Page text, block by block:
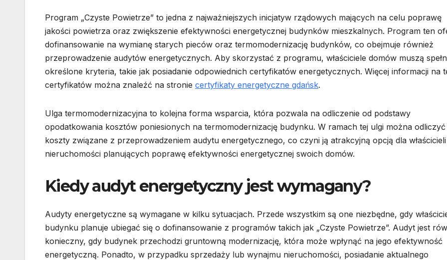
Program „Czyste Powietrze” to jedna z najważniejszych inicjatyw rządowych mających na celu poprawę
jakości powietrza oraz zwiększenie efektywności energetycznej budynków mieszkalnych. Program ten
dofinansowanie na wymianę starych pieców oraz termomodernizację budynków, co obejmuje również
przeprowadzenie audytów energetycznych. Aby skorzystać z programu, właściciele domów muszą
określone kryteria, takie jak posiadanie odpowiednich certyfikatów energetycznych. Więcej informacji na
certyfikatów można znaleźć na stronie certyfikaty energetyczne gdańsk.
Ulga termomodernizacyjna to kolejna forma wsparcia, która pozwala na odliczenie od podstawy
opodatkowania kosztów poniesionych na termomodernizację budynku. W ramach tej ulgi można odliczyć
koszty związane z przeprowadzeniem audytu energetycznego, co czyni ją atrakcyjną opcją dla właścicieli
nieruchomości planujących poprawę efektywności energetycznej swoich domów.
Kiedy audyt energetyczny jest wymagany?
Audyty energetyczne są wymagane w kilku sytuacjach. Przede wszystkim są one niezbędne, gdy
budynku planuje ubiegać się o dofinansowanie z programów takich jak „Czyste Powietrze”. Audyt jest
konieczny, gdy budynek przechodzi gruntowną modernizację, która może wpłynąć na jego efektywność
energetyczną. Ponadto, w przypadku sprzedaży lub wynajmu nieruchomości, posiadanie aktualnego